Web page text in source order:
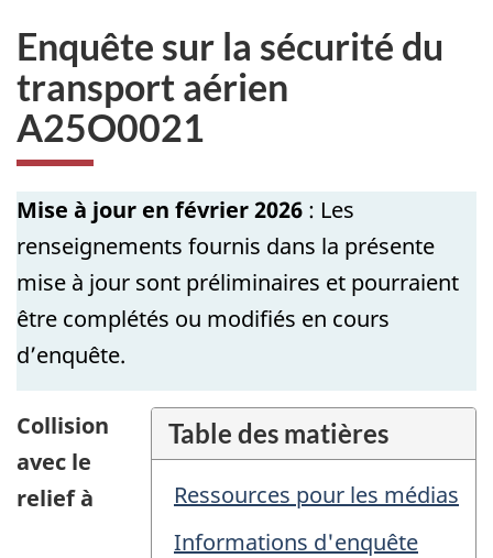
Enquête sur la sécurité du
transport aérien
A25O0021
Mise à jour en février 2026 : Les
renseignements fournis dans la présente
mise à jour sont préliminaires et pourraient
être complétés ou modifiés en cours
d’enquête.
Table des matières
Ressources pour les médias
Informations d'enquête
Collision
avec le
relief à